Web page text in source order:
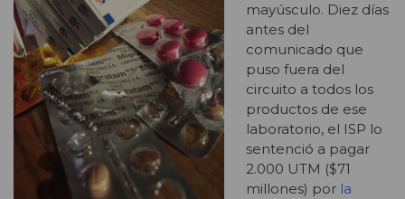
mayúsculo. Diez días
antes del
comunicado que
puso fuera del
circuito a todos los
productos de ese
laboratorio, el ISP lo
sentenció a pagar
2.000 UTM ($71
millones) por la